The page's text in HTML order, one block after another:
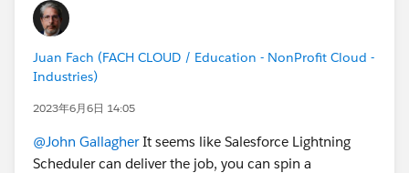
Juan Fach (FACH CLOUD / Education - NonProfit Cloud -
Industries)
2023年6月6日 14:05
@John GallagherIt seems like Salesforce Lightning
Scheduler can deliver the job, you can spin a